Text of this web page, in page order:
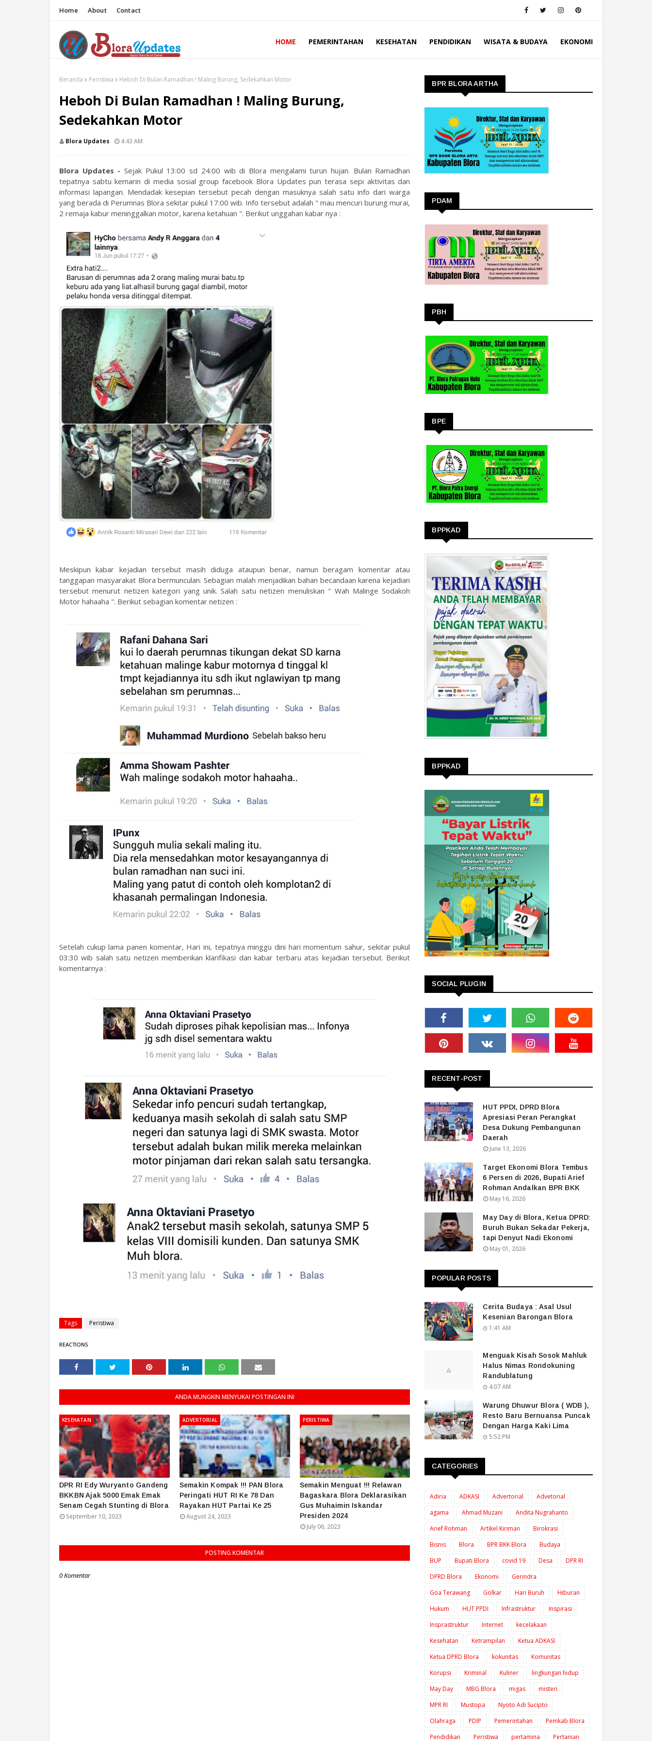
Home About Contact
HOME PEMERINTAHAN KESEHATAN PENDIDIKAN WISATA & BUDAYA EKONOMI
Beranda Peristiwa Heboh Di Bulan Ramadhan ! Maling Burung, Sedekahkan Motor
Heboh Di Bulan Ramadhan ! Maling Burung,
Sedekahkan Motor
Blora Updates 4:43 AM
Blora Updates -Sejak Pukul 13:00 sd 24:00 wib di Blora mengalami turun hujan. Bulan Ramadhan
tepatnya sabtu kemarin di media sosial group facebook Blora Updates pun terasa sepi aktivitas dan
informasi lapangan. Mendadak kesepian tersebut pecah dengan masuknya salah satu info dari warga
yang berada di Perumnas Blora sekitar pukul 17:00 wib. Info tersebut adalah " mau mencuri burung murai,
2 remaja kabur meninggalkan motor, karena ketahuan ". Berikut unggahan kabar nya :
Meskipun kabar kejadian tersebut masih diduga ataupun benar, namun beragam komentar atau
tanggapan masyarakat Blora bermunculan. Sebagian malah menjadikan bahan becandaan karena kejadian
tersebut menurut netizen kategori yang unik. Salah satu netizen menuliskan " Wah Malinge Sodakoh
Motor hahaaha ". Berikut sebagian komentar netizen :
Setelah cukup lama panen komentar, Hari ini, tepatnya minggu dini hari momentum sahur, sekitar pukul
03:30 wib salah satu netizen memberikan klarifikasi dan kabar terbaru atas kejadian tersebut. Berikut
komentarnya :
Tags Peristiwa
REACTIONS
ANDA MUNGKIN MENYUKAI POSTINGAN INI
KESEHATAN
DPR RI Edy Wuryanto Gandeng
BKKBN Ajak 5000 Emak Emak
Senam Cegah Stunting di Blora
September 10, 2023
ADVERTORIAL
Semakin Kompak !!! PAN Blora
Peringati HUT RI Ke 78 Dan
Rayakan HUT Partai Ke 25
August 24, 2023
PERISTIWA
Semakin Menguat !!! Relawan
Bagaskara Blora Deklarasikan
Gus Muhaimin Iskandar
Presiden 2024
July 06, 2023
POSTING KOMENTAR
0 Komentar
BPR BLORA ARTHA
PDAM
PBH
BPE
BPPKAD
BPPKAD
SOCIAL PLUGIN
RECENT-POST
HUT PPDI, DPRD Blora
Apresiasi Peran Perangkat
Desa Dukung Pembangunan
Daerah
June 13, 2026
Target Ekonomi Blora Tembus
6 Persen di 2026, Bupati Arief
Rohman Andalkan BPR BKK
May 16, 2026
May Day di Blora, Ketua DPRD:
Buruh Bukan Sekadar Pekerja,
tapi Denyut Nadi Ekonomi
May 01, 2026
POPULAR POSTS
Cerita Budaya : Asal Usul
Kesenian Barongan Blora
1:41 AM
Menguak Kisah Sosok Mahluk
Halus Nimas Rondokuning
Randublatung
4:07 AM
Warung Dhuwur Blora ( WDB ),
Resto Baru Bernuansa Puncak
Dengan Harga Kaki Lima
5:52 PM
CATEGORIES
Adiria ADKASI Advertorial
Advetorial
agama
Ahmad Muzani
Andita Nugrahanto
Arief Rohman
Artikel Kiriman
Birokrasi
Bisnis
Blora BPR BKK Blora
Budaya
BUP
Bupati Blora covid 19 Desa
DPR RI
DPRD Blora
Ekonomi
Gerindra
Goa Terawang
Golkar Hari Buruh
Hiburan
Hukum
HUT PPDI Infrastruktur
Inspirasi
Insprastruktur
Internet
kecelakaan
Kesehatan
Ketrampilan
Ketua ADKASI
Ketua DPRD Blora
kokunitas
Komunitas
Korupsi
Kriminal Kuliner
lingkungan hidup
May Day
MBG Blora migas
misteri
MPR RI
Mustopa
Nyoto Adi Sucipto
Olahraga
PDIP Pemerintahan
Pemkab Blora
Pendidikan
Peristiwa pertamina Pertanian